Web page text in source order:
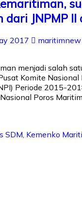
dari JNPMP II
2017 maritimnew
menjadi salah
Komite Nasional
Periode 2015-
Poros